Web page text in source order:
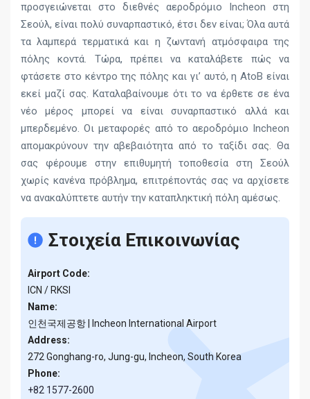
προσγειώνεται στο διεθνές αεροδρόμιο Incheon στη
Σεούλ, είναι πολύ συναρπαστικό, έτσι δεν είναι; Όλα αυτά
τα λαμπερά τερματικά και η ζωντανή ατμόσφαιρα της
πόλης κοντά. Τώρα, πρέπει να καταλάβετε πώς να
φτάσετε στο κέντρο της πόλης και γι’ αυτό, η AtoB είναι
εκεί μαζί σας. Καταλαβαίνουμε ότι το να έρθετε σε ένα
νέο μέρος μπορεί να είναι συναρπαστικό αλλά και
μπερδεμένο. Οι μεταφορές από το αεροδρόμιο Incheon
απομακρύνουν την αβεβαιότητα από το ταξίδι σας. Θα
σας φέρουμε στην επιθυμητή τοποθεσία στη Σεούλ
χωρίς κανένα πρόβλημα, επιτρέποντάς σας να αρχίσετε
να ανακαλύπτετε αυτήν την καταπληκτική πόλη αμέσως.
Στοιχεία Επικοινωνίας
Airport Code:
ICN / RKSI
Name:
인천국제공항 | Incheon International Airport
Address:
272 Gonghang-ro, Jung-gu, Incheon, South Korea
Phone:
+82 1577-2600